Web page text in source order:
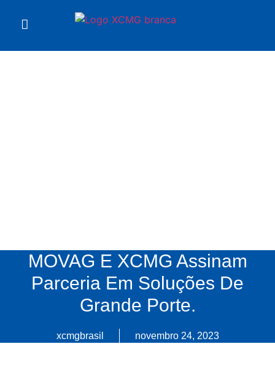
MOVAG E XCMG Assinam
Parceria Em Soluções De
Grande Porte.
xcmgbrasil novembro 24, 2023